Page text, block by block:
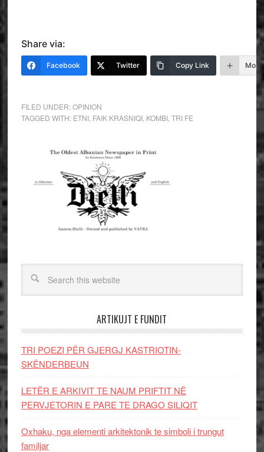
Share via:
Facebook Twitter Copy Link More
FILED UNDER:OPINION
TAGGED WITH: ETNI, FAIK KRASNIQI, KOMBI, TRI FE
ARTIKUJT E FUNDIT
TRI POEZI PËR GJERGJ KASTRIOTIN-
SKËNDERBEUN
LETËR E ARKIVIT TE NAUM PRIFTIT NË
PERVJETORIN E PARE TE DRAGO SILIQIT
Oxhaku, nga elementi arkitektonik te simboli i trungut
familjar